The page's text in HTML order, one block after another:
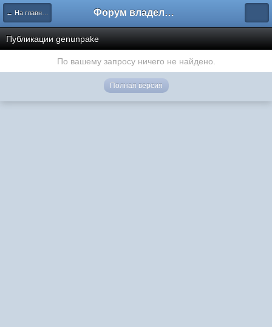
← На главную Форум владельцев интернет-магазинов
Публикации genunpake
По вашему запросу ничего не найдено.
Полная версия